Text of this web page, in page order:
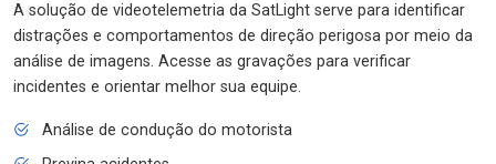
A solução de videotelemetria da SatLight serve para identificar
distrações e comportamentos de direção perigosa por meio da
análise de imagens. Acesse as gravações para verificar
incidentes e orientar melhor sua equipe.
Análise de condução do motorista